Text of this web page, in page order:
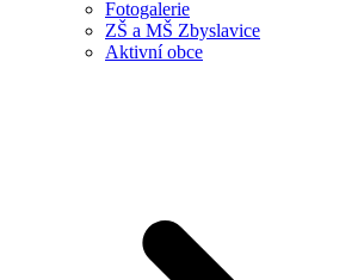
Fotogalerie
ZŠ a MŠ Zbyslavice
Aktivní obce